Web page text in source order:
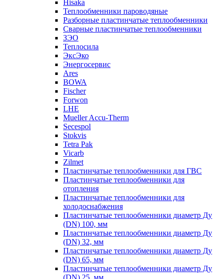
Hisaka
Теплообменники пароводяные
Разборные пластинчатые теплообменники
Сварные пластинчатые теплообменники
ЗЭО
Теплосила
ЭксЭко
Энергосервис
Ares
BOWA
Fischer
Forwon
LHE
Mueller Accu-Therm
Secespol
Stokvis
Tetra Pak
Vicarb
Zilmet
Пластинчатые теплообменники для ГВС
Пластинчатые теплообменники для
отопления
Пластинчатые теплообменники для
холодоснабжения
Пластинчатые теплообменники диаметр Ду
(DN) 100, мм
Пластинчатые теплообменники диаметр Ду
(DN) 32, мм
Пластинчатые теплообменники диаметр Ду
(DN) 65, мм
Пластинчатые теплообменники диаметр Ду
(DN) 25, мм